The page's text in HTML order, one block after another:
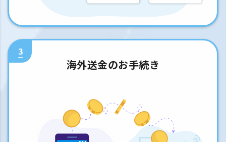
3
海外送金のお手続き